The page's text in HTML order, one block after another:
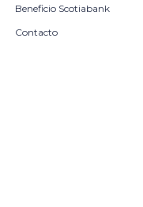
Beneficio Scotiabank
Contacto